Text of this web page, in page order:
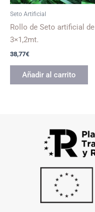
Seto Artificial
Rollo de Seto artificial de
3×1,2mt.
38,77€
Añadir al carrito